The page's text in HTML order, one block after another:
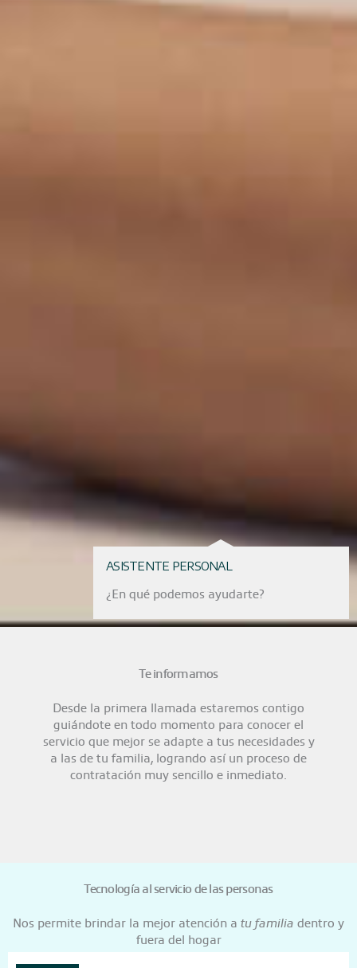
ASISTENTE PERSONAL
¿En qué podemos ayudarte?
Te informamos
Desde la primera llamada estaremos contigo
guiándote en todo momento para conocer el
servicio que mejor se adapte a tus necesidades y
a las de tu familia, logrando así un proceso de
contratación muy sencillo e inmediato.
Tecnología al servicio de las personas
Nos permite brindar la mejor atención a tu familia dentro y
fuera del hogar